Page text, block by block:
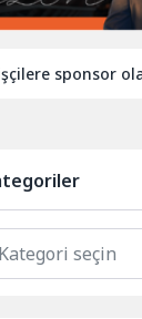
olabiliyor